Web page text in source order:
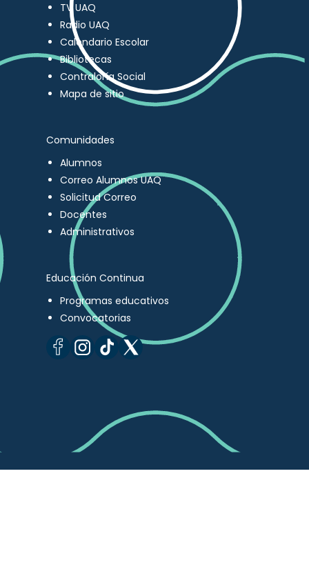
TV UAQ
Radio UAQ
Calendario Escolar
Bibliotecas
Contraloría Social
Mapa de sitio
Comunidades
Alumnos
Correo Alumnos UAQ
Solicitud Correo
Docentes
Administrativos
Educación Continua
Programas educativos
Convocatorias